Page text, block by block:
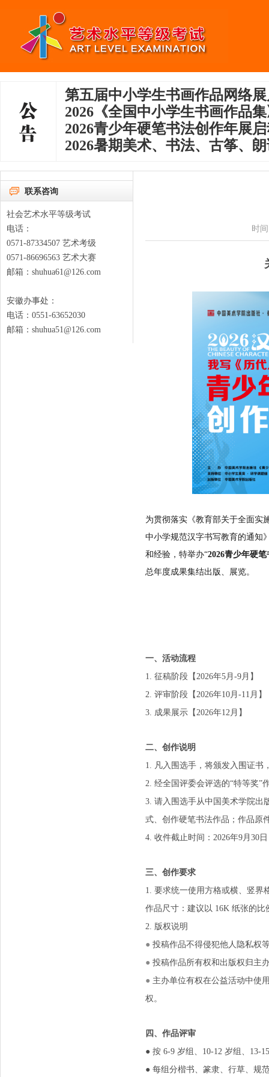
第五届中小学生书画作品网络
2026《全国中小学生书画作品
2026青少年硬笔书法创作年展
2026暑期美术、书法、古筝、
联系咨询
社会艺术水平等级考试
电话：
0571-87334507 艺术考级
0571-86696563 艺术大赛
邮箱：shuhua61@126.com
安徽办事处：
电话：0551-63652030
邮箱：shuhua51@126.com
时
为贯彻落实《教育部关于全面实
中小学规范汉字书写教育的通知
和经验，特举办“2026青少年硬
总年度成果集结出版、展览。
一、 活动流程
1. 征稿阶段【2026年5月-9月】
2. 评审阶段【2026年10月-11月】
3. 成果展示【2026年12月】
二、创作说明
1. 凡入围选手，将颁发入围证书
2. 经全国评委会评选的“特等奖”
3. 请入围选手从中国美术学院出
式、创作硬笔书法作品；作品原
4. 收件截止时间：2026年9月30
三、创作要求
1. 要求统一使用方格或横、竖界
作品尺寸：建议以 16K 纸张的
2. 版权说明
● 投稿作品不得侵犯他人隐私权
● 投稿作品所有权和出版权归主
● 主办单位有权在公益活动中使
权。
四、作品评审
● 按 6-9 岁组、10-12 岁组、13-
● 每组分楷书、篆隶、行草、规